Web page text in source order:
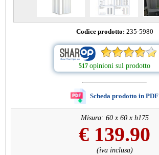
Codice prodotto: 235-5980
517 opinioni sul prodotto
Scheda prodotto in PDF
Misura: 60 x 60 x h175
€ 139.90
(iva inclusa)